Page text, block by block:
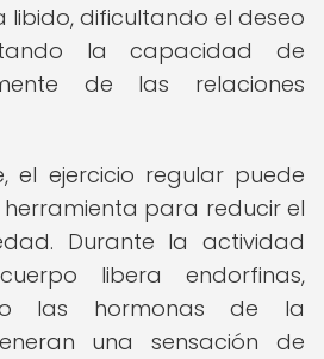
dificultando el deseo
la capacidad de
de las relaciones
el ejercicio regular puede
para reducir el
Durante la actividad
libera endorfinas,
las hormonas de la
una sensación de